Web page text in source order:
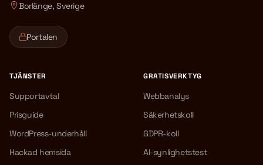
Borlänge, Sverige
Portalen
TJÄNSTER
Supportavtal
Prisguide
WordPress-underhåll
Hackad hemsida
GRATISVERKTYG
Webbanalys
Säkerhetskoll
GDPR-koll
AI-synlighetstest